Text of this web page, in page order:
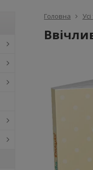
Головна